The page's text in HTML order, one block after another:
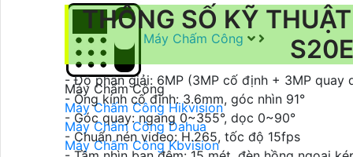
Máy Chấm Công
Máy Chấm Công
Máy Chấm Công Hikvision
Máy Chấm Công Dahua
Máy Chấm Công Kbvision
THÔNG SỐ KỸ
- Độ phân giải: 6MP (3MP cố định + 3MP quay
- Ống kính cố định: 3.6mm, góc nhìn 91°
- Góc quay: ngang 0~355°, dọc 0~90°
- Chuẩn nén video: H.265, tốc độ 15fps